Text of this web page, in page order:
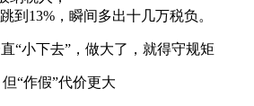
到13%，瞬间多出十几万税负⁠。
“小下去”，做大了，就得守规矩
“作假”代价更大